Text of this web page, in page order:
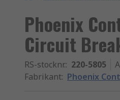
Phoenix
Circuit
RS-stocknr.: 220-5805
Fabrikant: Phoenix